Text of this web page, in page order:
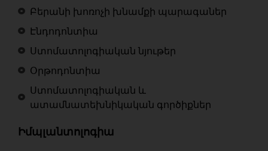
Բերանի խոռոչի խնամքի պարագաներ
Էնդոդոնտիա
Ստոմատոլոգիական նյութեր
Օրթոդոնտիա
Ստոմատոլոգիական և
ատամնատեխնիկական գործիքներ
Իմպլանտոլոգիա